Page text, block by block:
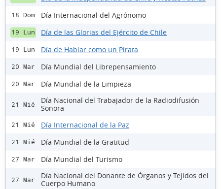
18 Dom Día Internacional del Agrónomo
19 Lun Día de las Glorias del Ejército de Chile
19 Lun Día de Hablar como un Pirata
20 Mar Día Mundial del Librepensamiento
20 Mar Día Mundial de la Limpieza
21 Mié
Día Nacional del Trabajador de la Radiodifusión
Sonora
21 Mié Día Internacional de la Paz
21 Mié Día Mundial de la Gratitud
27 Mar Día Mundial del Turismo
27 Mar
Día Nacional del Donante de Órganos y Tejidos del
Cuerpo Humano